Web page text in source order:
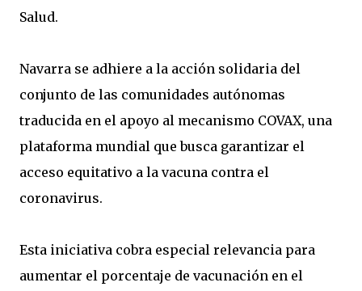
Salud.
Navarra se adhiere a la acción solidaria del
conjunto de las comunidades autónomas
traducida en el apoyo al mecanismo COVAX, una
plataforma mundial que busca garantizar el
acceso equitativo a la vacuna contra el
coronavirus.
Esta iniciativa cobra especial relevancia para
aumentar el porcentaje de vacunación en el